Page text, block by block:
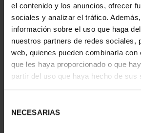
el contenido y los anuncios, ofrecer
sociales y analizar el tráfico.
información sobre el uso que haga
nuestros partners de redes sociales,
web, quienes pueden combinarla con
que les haya proporcionado o que
partir del uso que haya hecho de sus
NECESARIAS
SUSCRIPCIÓN
CAPITALES DE
PROVINCIA 1
949,00 €
Sólo para usuarios
registrados